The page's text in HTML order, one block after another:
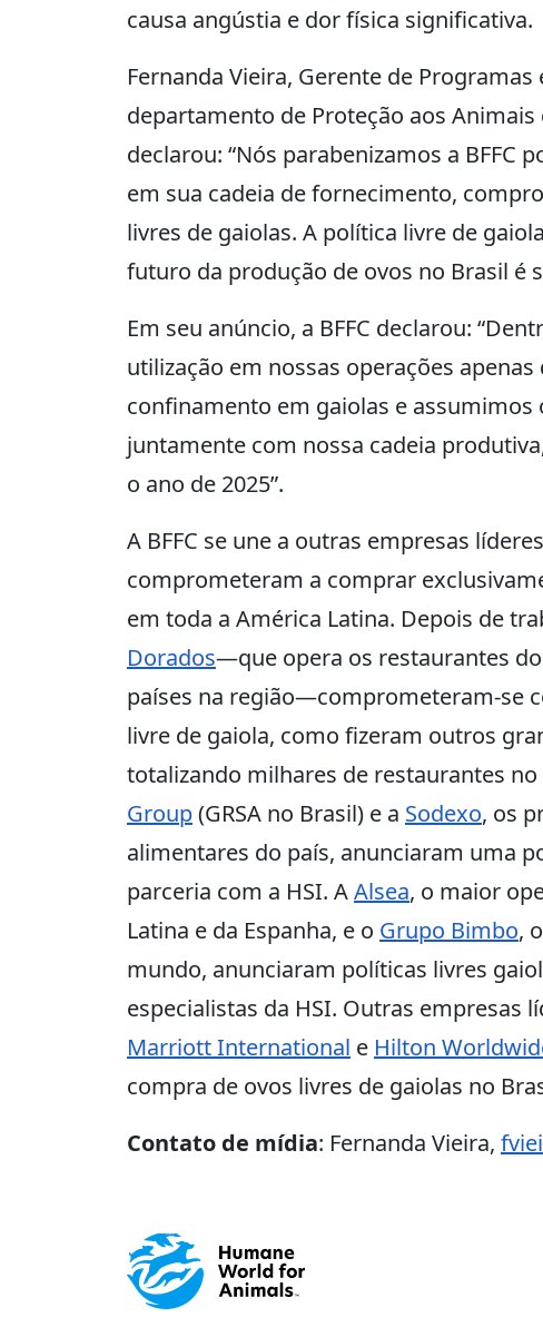
causa angústia e dor física significativa.
Fernanda Vieira, Gerente de
departamento de Proteção aos Animais
declarou: “Nós parabenizamos a BFFC
em sua cadeia de fornecimento,
livres de gaiolas. A política livre de
futuro da produção de ovos no Brasil é
Em seu anúncio, a BFFC declarou:
utilização em nossas operações
confinamento em gaiolas e
juntamente com nossa cadeia
o ano de 2025”.
A BFFC se une a outras empresas
comprometeram a comprar
em toda a América Latina. Depois de
Dorados—que opera os restaurantes do
países na região—comprometeram-se
livre de gaiola, como fizeram outros
totalizando milhares de restaurantes
Group(GRSA no Brasil) e a Sodexo, os
alimentares do país, anunciaram uma
parceria com a HSI. AAlsea, o maior
Latina e da Espanha, e o Grupo Bimbo,
mundo, anunciaram políticas livres
especialistas da HSI. Outras empresas
Marriott International e Hilton
compra de ovos livres de gaiolas no
Contato de mídia: Fernanda Vieira,